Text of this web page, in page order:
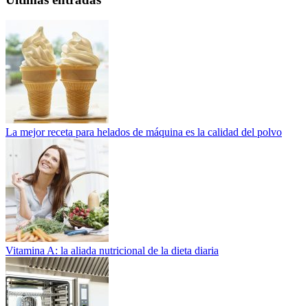
La mejor receta para helados de máquina es la calidad del polvo
Vitamina A: la aliada nutricional de la dieta diaria